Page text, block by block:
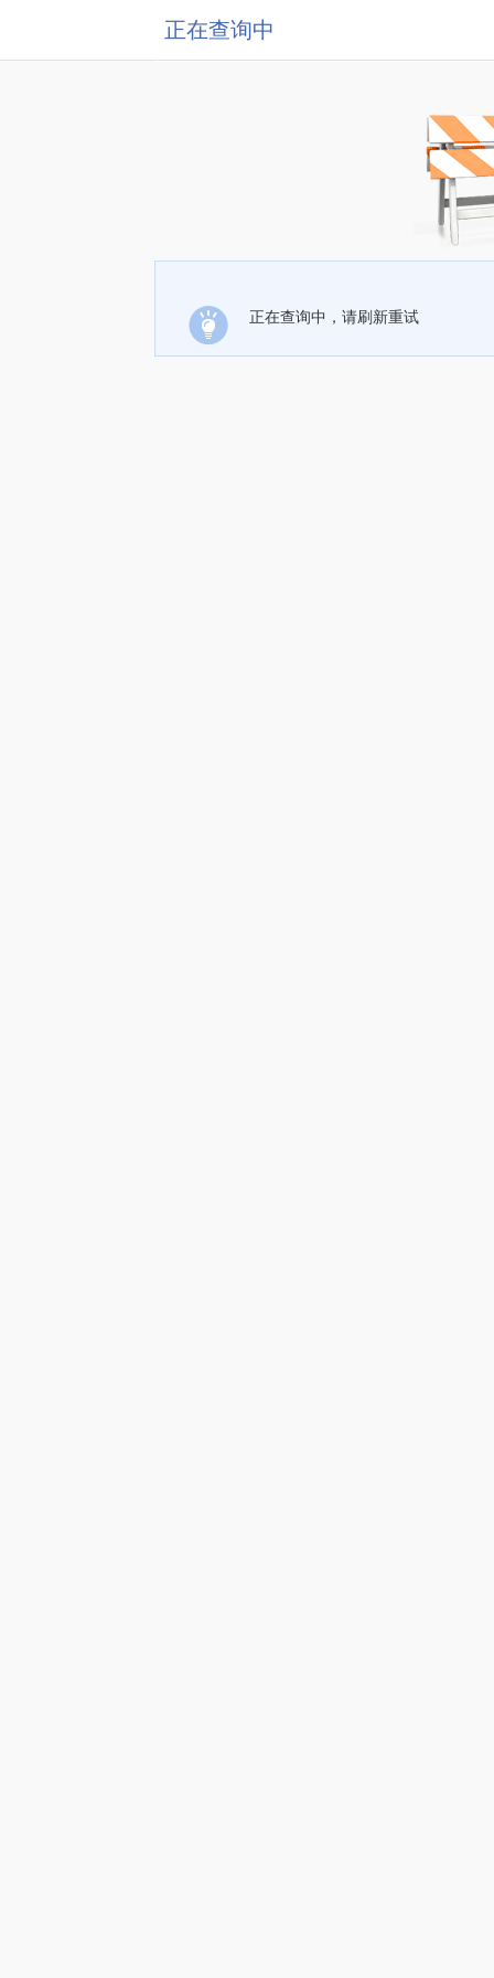
正在查询中
正在查询中，请刷新重试